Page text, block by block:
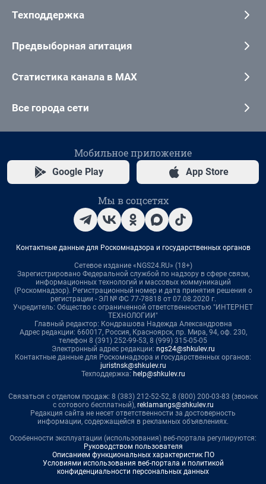
Техподдержка
Предвыборная агитация
Статистика канала в MAX
Все города сети
Мобильное приложение
Google Play App Store
Мы в соцсетях
Контактные данные для Роскомнадзора и государственных органов
Сетевое издание «NGS24.RU» (18+)
Зарегистрировано Федеральной службой по надзору в сфере связи,
информационных технологий и массовых коммуникаций
(Роскомнадзор). Регистрационный номер и дата принятия решения о
регистрации - ЭЛ № ФС 77-78818 от 07.08.2020 г.
Учредитель: Общество с ограниченной ответственностью "ИНТЕРНЕТ
ТЕХНОЛОГИИ"
Главный редактор: Кондрашова Надежда Александровна
Адрес редакции: 660017, Россия, Красноярск, пр. Мира, 94, оф. 230,
телефон 8 (391) 252-99-53, 8 (999) 315-05-05
Электронный адрес редакции: ngs24@shkulev.ru
Контактные данные для Роскомнадзора и государственных органов:
juristnsk@shkulev.ru
Техподдержка: help@shkulev.ru
Связаться с отделом продаж: 8 (383) 212-52-52, 8 (800) 200-03-83 (звонок
с сотового бесплатный), reklamangs@shkulev.ru
Редакция сайта не несет ответственности за достоверность
информации, содержащейся в рекламных объявлениях.
Особенности эксплуатации (использования) веб-портала регулируются:
Руководством пользователя
Описанием функциональных характеристик ПО
Условиями использования веб-портала и политикой
конфиденциальности персональных данных